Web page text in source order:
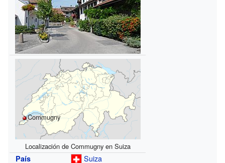
Commugny
Localización de Commugny en Suiza
País
Suiza